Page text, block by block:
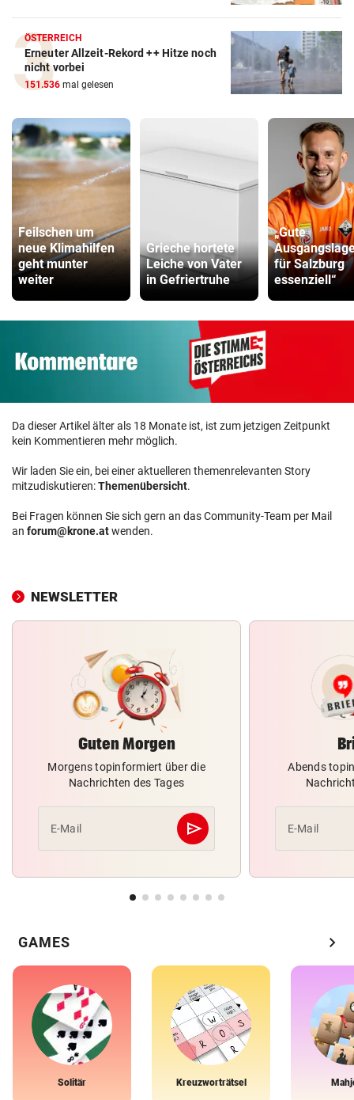
ÖSTERREICH
Erneuter Allzeit-Rekord ++ Hitze noch
nicht vorbei
151.536 mal gelesen
Feilschen um
neue Klimahilfen
geht munter
weiter
Grieche hortete
Leiche von Vater
in Gefriertruhe
„Gute
für Salzburg
essenziell“
Da dieser Artikel älter als 18 Monate ist, ist zum jetzigen Zeitpunkt
kein Kommentieren mehr möglich.
Wir laden Sie ein, bei einer aktuelleren themenrelevanten Story
mitzudiskutieren:Themenübersicht.
Bei Fragen können Sie sich gern an das Community-Team per Mail
an forum@krone.atwenden.
NEWSLETTER
Guten Morgen
Morgens topinformiert über die
Nachrichten des Tages
E-Mail send
Abschicken
Abends
E-Mail
GAMES chevron_right
Solitär Kreuzworträtsel